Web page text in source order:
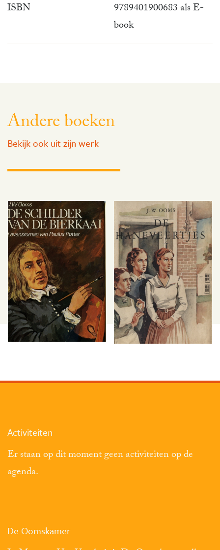
ISBN
9789401900683 als E-
book
Andere boeken
Bekijk ook uit zijn werk
Activiteiten
Er staan op dit moment geen activiteiten op de
agenda.
De Oomskamer